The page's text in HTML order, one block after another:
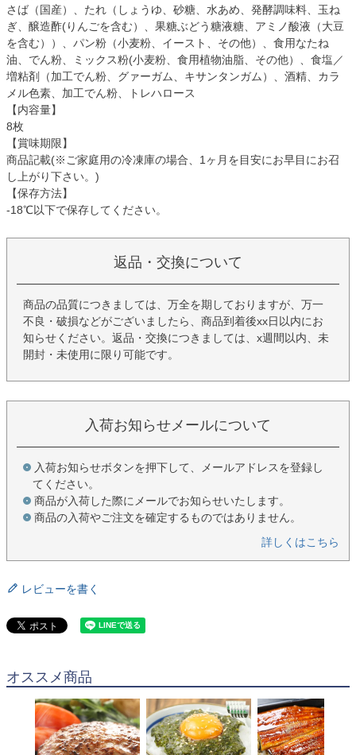
さば（国産）、たれ（しょうゆ、砂糖、水あめ、発酵調味料、玉ね
ぎ、醸造酢(りんごを含む）、果糖ぶどう糖液糖、アミノ酸液（大豆
を含む））、パン粉（小麦粉、イースト、その他）、食用なたね
油、でん粉、ミックス粉(小麦粉、食用植物油脂、その他）、食塩／
増粘剤（加工でん粉、グァーガム、キサンタンガム）、酒精、カラ
メル色素、加工でん粉、トレハロース
【内容量】
8枚
【賞味期限】
商品記載(※ご家庭用の冷凍庫の場合、1ヶ月を目安にお早目にお召
し上がり下さい。)
【保存方法】
-18℃以下で保存してください。
返品・交換について
商品の品質につきましては、万全を期しておりますが、万一
不良・破損などがございましたら、商品到着後xx日以内にお
知らせください。返品・交換につきましては、x週間以内、未
開封・未使用に限り可能です。
入荷お知らせメールについて
入荷お知らせボタンを押下して、メールアドレスを登録し
てください。
商品が入荷した際にメールでお知らせいたします。
商品の入荷やご注文を確定するものではありません。
詳しくはこちら
レビューを書く
オススメ商品